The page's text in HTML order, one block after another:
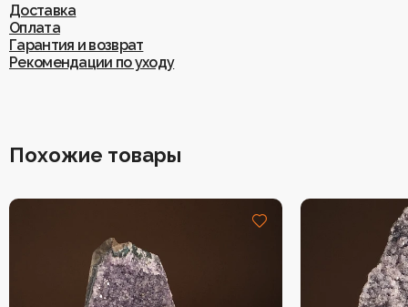
Доставка
Оплата
Гарантия и возврат
Рекомендации по уходу
Похожие товары